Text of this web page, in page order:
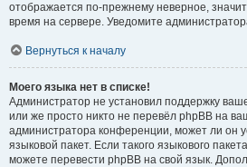
отображается по-прежнему неверное,
время на сервере. Уведомите
Вернуться к началу
Моего языка нет в списке!
Администратор не установил поддержку
или же просто никто не перевёл phpBB на
администратора конференции, может ли он
языковой пакет. Если такого языкового
можете перевести phpBB на свой язык.